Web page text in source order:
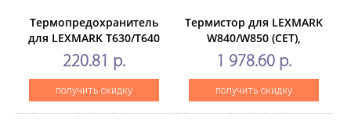
Термопредохранитель
для LEXMARK T630/T640
(CET),CET1582
220.81 р.
получить скидку
Термистор для LEXMARK
W840/W850 (CET),
CET2700
1 978.60 р.
получить скидку